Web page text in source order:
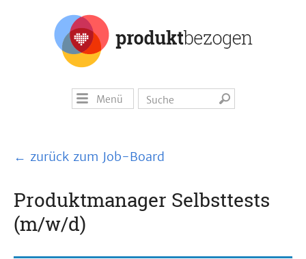
Menü
← zurück zum Job-Board
Produktmanager Selbsttests
(m/w/d)